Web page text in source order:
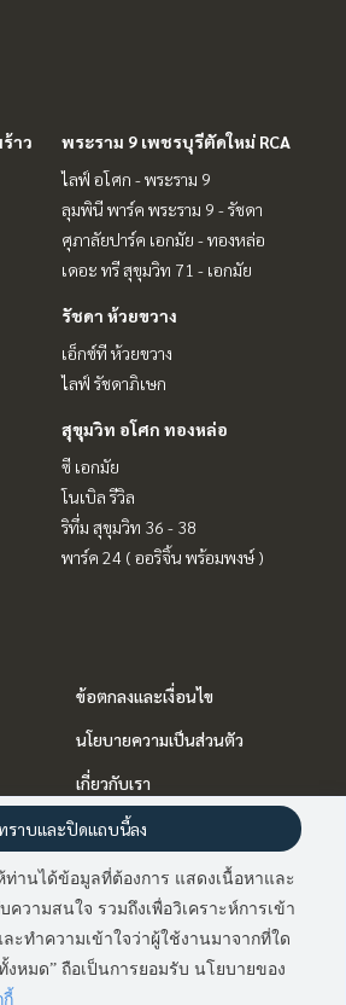
มี2คนกำลังดูประกาศนี้
าว
พระราม 9 เพชรบุรีตัดใหม่ RCA
ไลฟ์ อโศก - พระราม 9
ลุมพินี พาร์ค พระราม 9 - รัชดา
ศุภาลัยปาร์ค เอกมัย - ทองหล่อ
เดอะ ทรี สุขุมวิท 71 - เอกมัย
รัชดา ห้วยขวาง
เอ็กซ์ที ห้วยขวาง
ไลฟ์ รัชดาภิเษก
สุขุมวิท อโศก ทองหล่อ
ซี เอกมัย
โนเบิล รีวิล
ริทึ่ม สุขุมวิท 36 - 38
พาร์ค 24 ( ออริจิ้น พร้อมพงษ์ )
ข้อตกลงและเงื่อนไข
นโยบายความเป็นส่วนตัว
เกี่ยวกับเรา
วิธีการฝากขาย-เช่า
ติดต่อ
ท่านได้ข้อมูลที่ต้องการ แสดงเนื้อหาและ
วามสนใจ รวมถึงเพื่อวิเคราะห์การเข้า
ะทำความเข้าใจว่าผู้ใช้งานมาจากที่ใด
งหมด” ถือเป็นการยอมรับ นโยบายของ
กี้
ราบและปิดแถบนี้ลง